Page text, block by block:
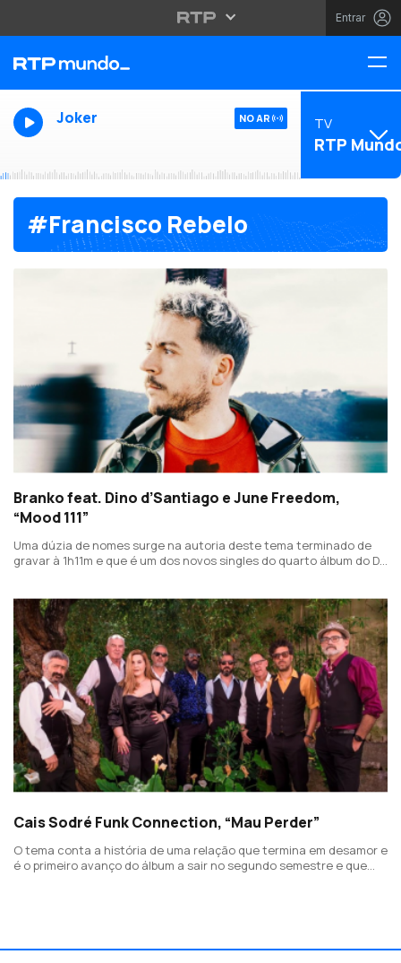
Entrar
Joker NO AR TV
RTP
#Francisco Rebelo
Branko feat. Dino d’Santiago e June Freedom,
“Mood 111”
Uma dúzia de nomes surge na autoria deste tema terminado de
gravar à 1h11m e que é um dos novos singles do quarto álbum do Dj
Cais Sodré Funk Connection, “Mau Perder”
O tema conta a história de uma relação que termina em desamor e
é o primeiro avanço do álbum a sair no segundo semestre e que